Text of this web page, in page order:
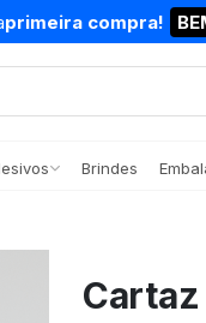
primeira compra!
Brindes